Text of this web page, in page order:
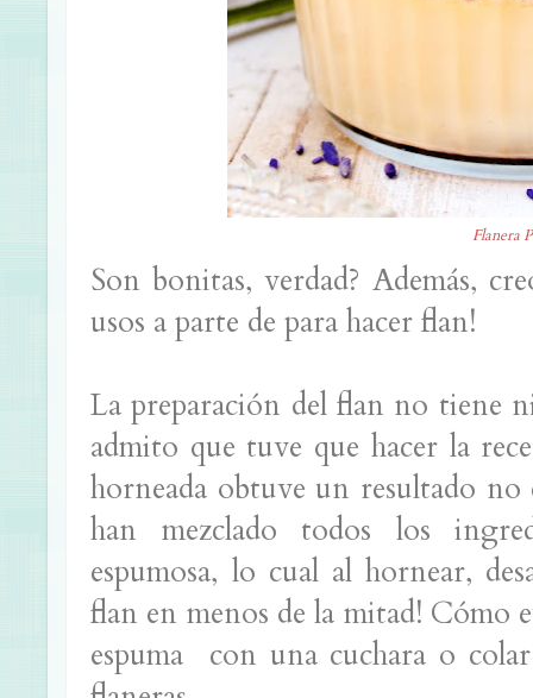
Flanera
Son bonitas, verdad? Además,
usos a parte de para hacer flan!
La preparación del flan no tiene
admito que tuve que hacer la
horneada obtuve un resultado no
han mezclado todos los
espumosa, lo cual al hornear,
flan en menos de la mitad! Cómo
espuma con una cuchara o